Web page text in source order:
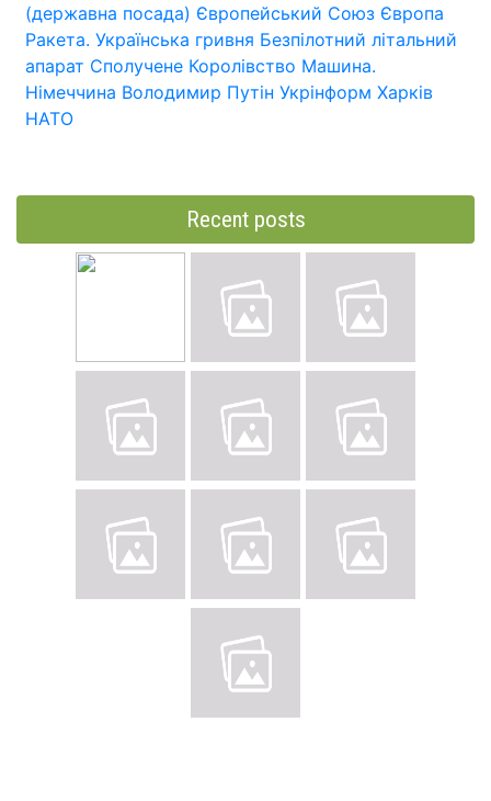
(державна посада) Європейський Союз Європа
Ракета. Українська гривня Безпілотний літальний
апарат Сполучене Королівство Машина.
Німеччина Володимир Путін Укрінформ Харків
НАТО
Recent posts